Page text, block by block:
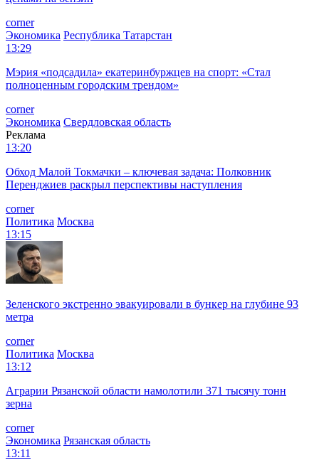
corner
Экономика Республика Татарстан
13:29
Мэрия «подсадила» екатеринбуржцев на спорт: «Стал
полноценным городским трендом»
corner
Экономика Свердловская область
Реклама
13:20
Обход Малой Токмачки – ключевая задача: Полковник
Перенджиев раскрыл перспективы наступления
corner
Политика Москва
13:15
Зеленского экстренно эвакуировали в бункер на глубине 93
метра
corner
Политика Москва
13:12
Аграрии Рязанской области намолотили 371 тысячу тонн
зерна
corner
Экономика Рязанская область
13:11